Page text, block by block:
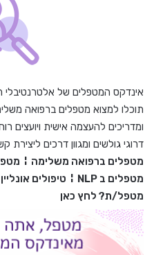
אינדקס המטפלים של אלטרנטיבלי
תוכלו למצוא מטפלים ברפואה
ומדריכים להעצמה אישית ויועצים
דרוגי גולשים ומגוון דרכים ליצירת
מטפלים ברפואה משלימה ¦
מטפלים ב NLP
¦ טיפולים אונליין
מטפל/ת? לחץ כאן